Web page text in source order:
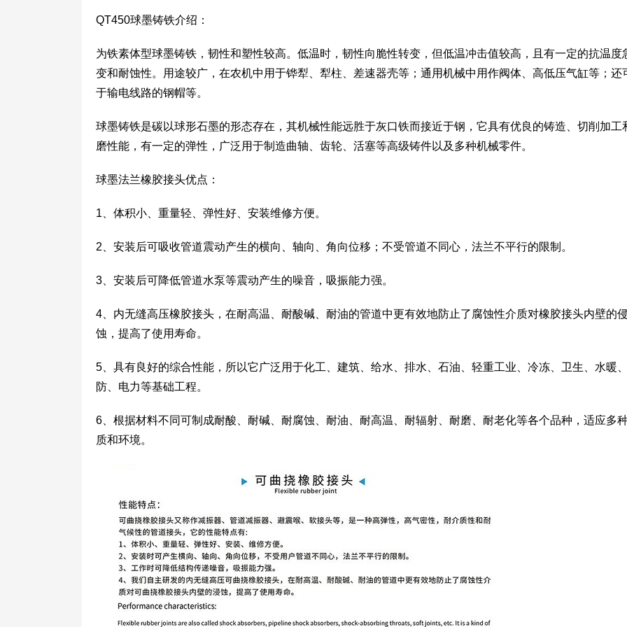
QT450球墨铸铁介绍：
为铁素体型球墨铸铁，韧性和塑性较高。低温时，韧性向脆性转变，但低温冲击值较高，且有一定的抗温度
变和耐蚀性。用途较广，在农机中用于铧犁、犁柱、差速器壳等；通用机械中用作阀体、高低压气缸等；还
于输电线路的钢帽等。
球墨铸铁是碳以球形石墨的形态存在，其机械性能远胜于灰口铁而接近于钢，它具有优良的铸造、切削加工
磨性能，有一定的弹性，广泛用于制造曲轴、齿轮、活塞等高级铸件以及多种机械零件。
球墨法兰橡胶接头优点：
1、体积小、重量轻、弹性好、安装维修方便。
2、安装后可吸收管道震动产生的横向、轴向、角向位移；不受管道不同心，法兰不平行的限制。
3、安装后可降低管道水泵等震动产生的噪音，吸振能力强。
4、内无缝高压橡胶接头，在耐高温、耐酸碱、耐油的管道中更有效地防止了腐蚀性介质对橡胶接头内壁的侵
蚀，提高了使用寿命。
5、具有良好的综合性能，所以它广泛用于化工、建筑、给水、排水、石油、轻重工业、冷冻、卫生、水暖
防、电力等基础工程。
6、根据材料不同可制成耐酸、耐碱、耐腐蚀、耐油、耐高温、耐辐射、耐磨、耐老化等各个品种，适应多
质和环境。